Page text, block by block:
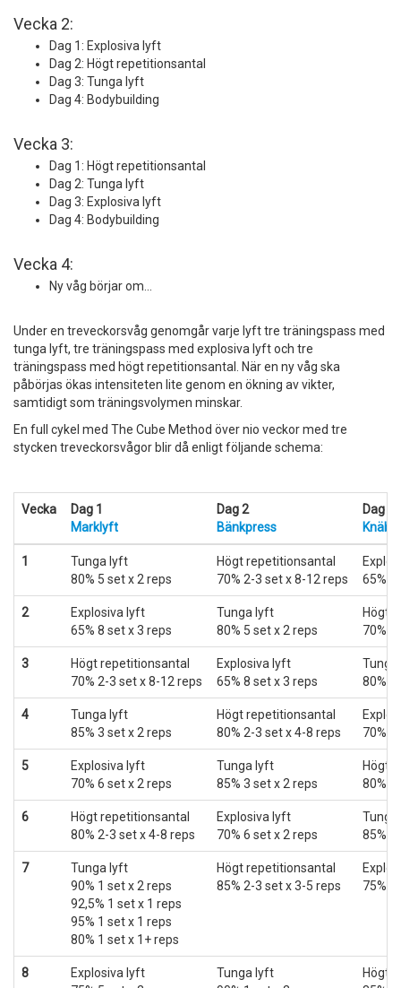
Vecka 2:
Dag 1: Explosiva lyft
Dag 2: Högt repetitionsantal
Dag 3: Tunga lyft
Dag 4: Bodybuilding
Vecka 3:
Dag 1: Högt repetitionsantal
Dag 2: Tunga lyft
Dag 3: Explosiva lyft
Dag 4: Bodybuilding
Vecka 4:
Ny våg börjar om...
Under en treveckorsvåg genomgår varje lyft tre träningspass med
tunga lyft, tre träningspass med explosiva lyft och tre
träningspass med högt repetitionsantal. När en ny våg ska
påbörjas ökas intensiteten lite genom en ökning av vikter,
samtidigt som träningsvolymen minskar.
En full cykel med The Cube Method över nio veckor med tre
stycken treveckorsvågor blir då enligt följande schema:
Vecka
Dag 1
Marklyft
Dag 2
Bänkpress
Dag 3
Knäböj
1
Tunga lyft
80% 5 set x 2 reps
Högt repetitionsantal
70% 2-3 set x 8-12 reps
65% 8
2
Explosiva lyft
65% 8 set x 3 reps
Tunga lyft
80% 5 set x 2 reps
Högt
70%
3
Högt repetitionsantal
70% 2-3 set x 8-12 reps
Explosiva lyft
65% 8 set x 3 reps
80% 5
4
Tunga lyft
85% 3 set x 2 reps
Högt repetitionsantal
80% 2-3 set x 4-8 reps
70% 6
5
Explosiva lyft
70% 6 set x 2 reps
Tunga lyft
85% 3 set x 2 reps
Högt
80%
6
Högt repetitionsantal
80% 2-3 set x 4-8 reps
Explosiva lyft
70% 6 set x 2 reps
85% 3
7
Tunga lyft
90% 1 set x 2 reps
92,5% 1 set x 1 reps
95% 1 set x 1 reps
80% 1 set x 1+ reps
Högt repetitionsantal
85% 2-3 set x 3-5 reps
75% 5
8
Explosiva lyft
Tunga lyft
Högt